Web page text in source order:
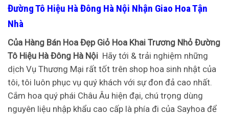
Đường Tô Hiệu Hà Đông Hà Nội Nhận Giao Hoa Tận
Nhà
Của Hàng Bán Hoa Đẹp Giỏ Hoa Khai Trương Nhỏ Đường
Tô Hiệu Hà Đông Hà Nội Hãy tới & trải nghiệm những
dịch Vụ Thương Mại rất tốt trên shop hoa sinh nhật của
tôi, tôi luôn phục vụ quý khách với sự đon đả cao nhất.
Cắm hoa quý phái Châu Âu hiện đại, chú trọng dùng
nguyên liệu nhập khẩu cao cấp là phía đi của Sayhoa để